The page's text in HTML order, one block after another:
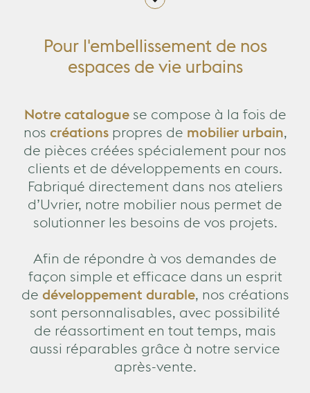
Pour l'embellissement de nos
espaces de vie urbains
Notre cataloguese compose à la fois de
noscréationspropres demobilier urbain,
de pièces créées spécialement pour nos
clients et de développements en cours.
Fabriqué directement dans nos ateliers
d’Uvrier, notre mobilier nous permet de
solutionner les besoins de vos projets.
Afin de répondre à vos demandes de
façon simple et efficace dans un esprit
dedéveloppement durable, nos créations
sont personnalisables, avec possibilité
de réassortiment en tout temps, mais
aussi réparables grâce à notre service
après-vente.